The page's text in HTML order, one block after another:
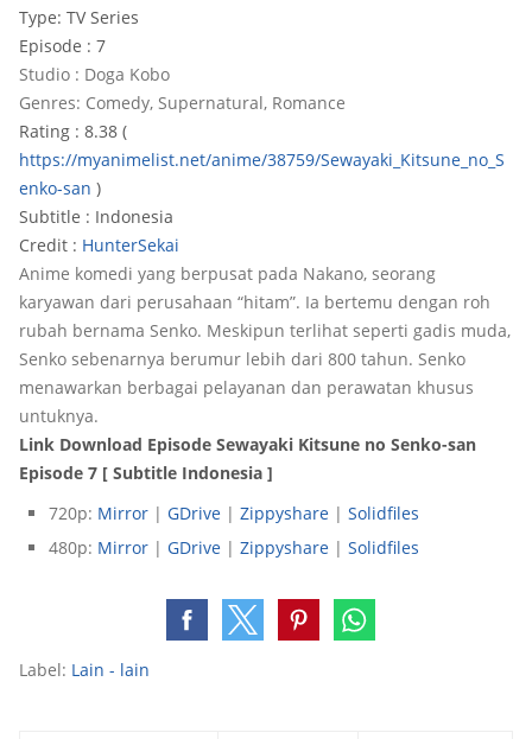
Type: TV Series
Episode : 7
Studio : Doga Kobo
Genres: Comedy, Supernatural, Romance
Rating : 8.38 (
https://myanimelist.net/anime/38759/Sewayaki_Kitsune_no_S
enko-san )
Subtitle : Indonesia
Credit : HunterSekai
Anime komedi yang berpusat pada Nakano, seorang
karyawan dari perusahaan “hitam”. Ia bertemu dengan roh
rubah bernama Senko. Meskipun terlihat seperti gadis muda,
Senko sebenarnya berumur lebih dari 800 tahun. Senko
menawarkan berbagai pelayanan dan perawatan khusus
untuknya.
Link Download Episode Sewayaki Kitsune no Senko-san
Episode 7 [ Subtitle Indonesia ]
720p: Mirror | GDrive | Zippyshare | Solidfiles
480p: Mirror | GDrive | Zippyshare | Solidfiles
Label: Lain - lain